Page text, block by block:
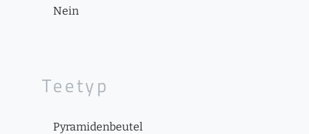
Nein
Teetyp
Pyramidenbeutel